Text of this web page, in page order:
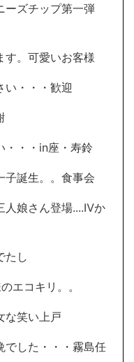
ーズチップ第一弾
。可愛いお客様
い・・・歓迎
・・・in座・寿鈴
子誕生。。食事会
人娘さん登場....Ⅳか
たし
エコキリ。。
な笑い上戸
でした・・・霧島任